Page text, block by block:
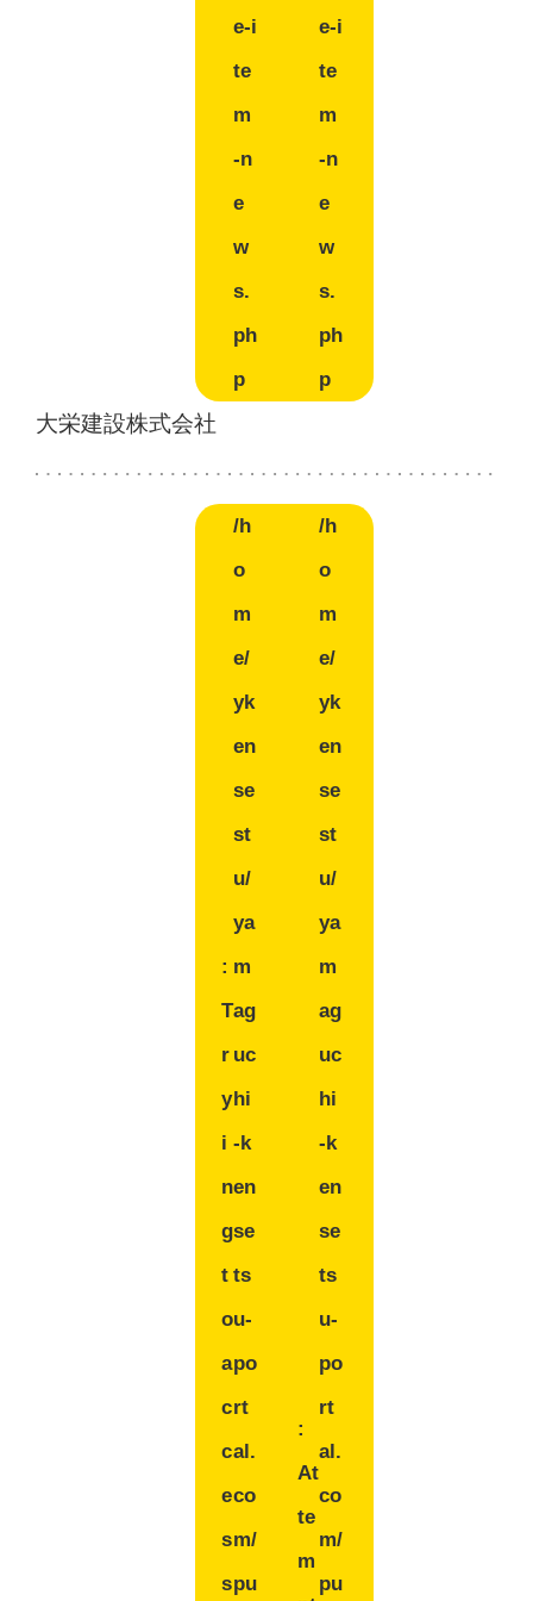
e-i
te
m
-n
e
w
s.
ph
p
e-i
te
m
-n
e
w
s.
ph
p
大栄建設株式会社
:
T
r
y
i
n
g
t
o
a
c
c
e
s
s
/h
o
m
e/
yk
en
se
st
u/
ya
m
ag
uc
hi
-k
en
se
ts
u-
po
rt
al.
co
m/
pu
:
At
te
m
/h
o
m
e/
yk
en
se
st
u/
ya
m
ag
uc
hi
-k
en
se
ts
u-
po
rt
al.
co
m/
pu